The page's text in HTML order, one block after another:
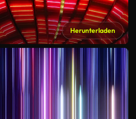
Herunterladen